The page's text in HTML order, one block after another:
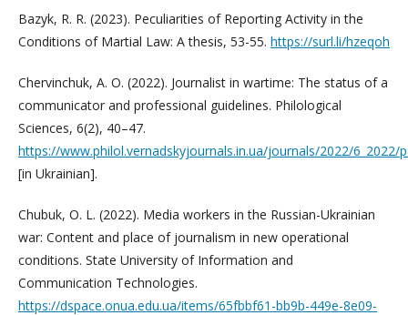
Bazyk, R. R. (2023). Peculiarities of Reporting Activity in the
Conditions of Martial Law: A thesis, 53-55. https://surl.li/hzeqoh
Chervinchuk, A. O. (2022). Journalist in wartime: The status of a
communicator and professional guidelines. Philological
Sciences, 6(2), 40–47.
https://www.philol.vernadskyjournals.in.ua/journals/2022/6_2022/
[in Ukrainian].
Chubuk, O. L. (2022). Media workers in the Russian-Ukrainian
war: Content and place of journalism in new operational
conditions. State University of Information and
Communication Technologies.
https://dspace.onua.edu.ua/items/65fbbf61-bb9b-449e-8e09-